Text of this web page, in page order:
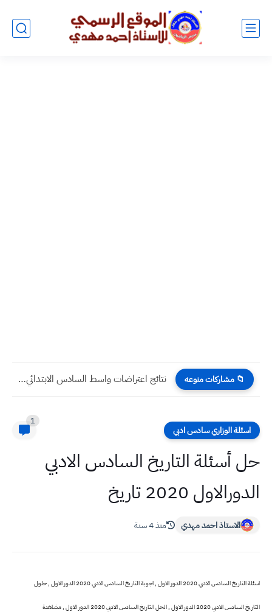
📁 مشاركات منوعه نتائج اعتراضات واسط السادس الابتدائي 2024 الدور الاول
اسئلة الوزاري سادس ادبي
1
حل أسئلة التاريخ السادس الادبي
الدورالاول 2020 تاريخ
الاستاذ احمد مهدي منذ 4 سنة
اسئلة التاريخ السادس الادبي 2020 الدور الاول , اجوبة التاريخ السادس الادبي 2020 الدور الاول , حلول
التاريخ السادس الادبي 2020 الدور الاول , الحل التاريخ السادس الادبي 2020 الدور الاول , مشاهدة